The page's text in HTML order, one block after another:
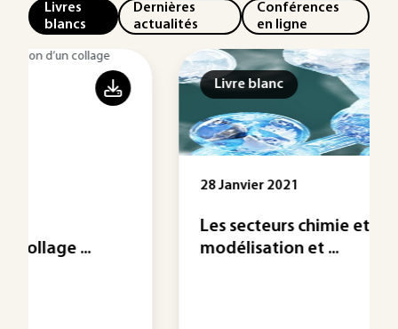
Livres
blancs
Dernières
actualités
Conférences
en ligne
Livre blanc
Les secteurs chimie et pharma :
modélisation et ...